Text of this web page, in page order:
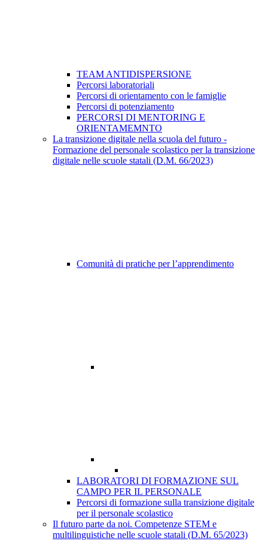
TEAM ANTIDISPERSIONE
Percorsi laboratoriali
Percorsi di orientamento con le famiglie
Percorsi di potenziamento
PERCORSI DI MENTORING E
ORIENTAMEMNTO
La transizione digitale nella scuola del futuro -
Formazione del personale scolastico per la transizione
digitale nelle scuole statali (D.M. 66/2023)
Comunità di pratiche per l’apprendimento
LABORATORI DI FORMAZIONE SUL
CAMPO PER IL PERSONALE
Percorsi di formazione sulla transizione digitale
per il personale scolastico
Il futuro parte da noi. Competenze STEM e
multilinguistiche nelle scuole statali (D.M. 65/2023)